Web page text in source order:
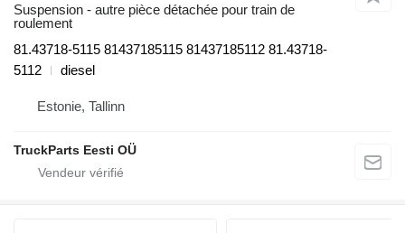
Suspension - autre pièce détachée pour train de
roulement
81.43718-5115 81437185115 81437185112 81.43718-
5112
diesel
Estonie, Tallinn
TruckParts Eesti OÜ